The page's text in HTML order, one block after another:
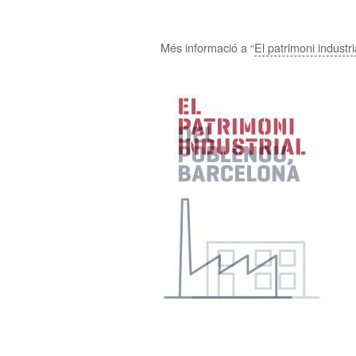
Més informació a “El patrimoni